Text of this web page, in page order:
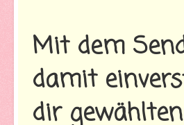
Mit dem
damit
dir